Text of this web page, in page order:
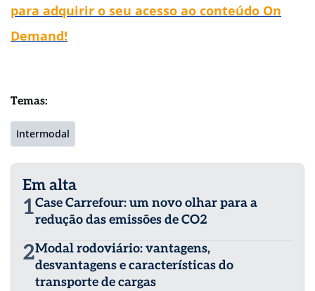
para adquirir o seu acesso ao conteúdo On
Demand!
Temas:
Intermodal
Em alta
1Case Carrefour: um novo olhar para a
redução das emissões de CO2
2Modal rodoviário: vantagens,
desvantagens e características do
transporte de cargas